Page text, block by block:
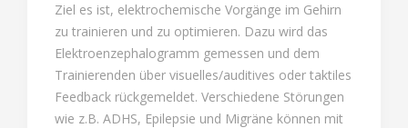
Ziel es ist, elektrochemische Vorgänge im Gehirn
zu trainieren und zu optimieren. Dazu wird das
Elektroenzephalogramm gemessen und dem
Trainierenden über visuelles/auditives oder taktiles
Feedback rückgemeldet. Verschiedene Störungen
wie z.B. ADHS, Epilepsie und Migräne können mit